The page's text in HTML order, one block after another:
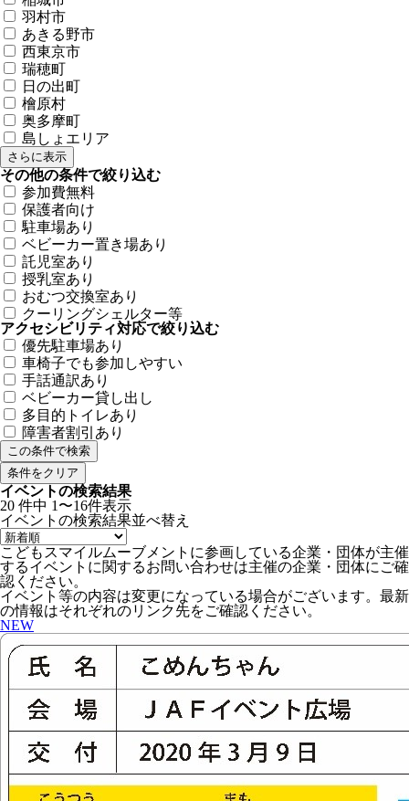
羽村市
あきる野市
西東京市
瑞穂町
日の出町
檜原村
奥多摩町
島しょエリア
さらに表示
その他の条件で絞り込む
参加費無料
保護者向け
駐車場あり
ベビーカー置き場あり
託児室あり
授乳室あり
おむつ交換室あり
クーリングシェルター等
アクセシビリティ対応で絞り込む
優先駐車場あり
車椅子でも参加しやすい
手話通訳あり
ベビーカー貸し出し
多目的トイレあり
障害者割引あり
条件をクリア
イベントの検索結果
20 件中 1〜16件表示
イベントの検索結果並べ替え
こどもスマイルムーブメントに参画している企業・団体が主催
するイベントに関するお問い合わせは主催の企業・団体にご確
認ください。
イベント等の内容は変更になっている場合がございます。最新
の情報はそれぞれのリンク先をご確認ください。
NEW